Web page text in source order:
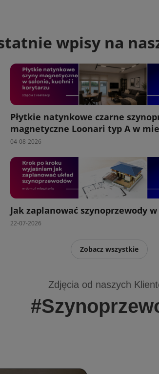
wpisy na
Płytkie natynkowe czarne
magnetyczne Loonari typ A w
04-08-2026
Jak zaplanować szynoprzewody
22-07-2026
Zobacz wszystkie
Zdjęcia od naszych